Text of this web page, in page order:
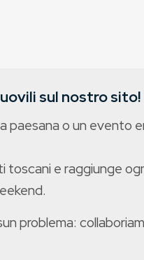
sul nostro sito!
paesana o un evento
e raggiunge
problema: